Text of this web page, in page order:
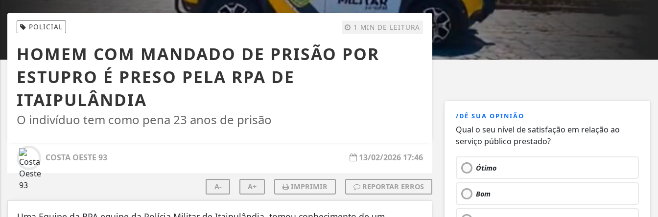
POLICIAL 1 MIN DE LEITURA
HOMEM COM MANDADO DE PRISÃO POR
ESTUPRO É PRESO PELA RPA DE
ITAIPULÂNDIA
O indivíduo tem como pena 23 anos de prisão
COSTA OESTE 93 13/02/2026 17:46
A- A+ IMPRIMIR REPORTAR ERROS
/DÊ SUA OPINIÃO
Qual o seu nível de satisfação em relação ao
serviço público prestado?
Ótimo
Bom